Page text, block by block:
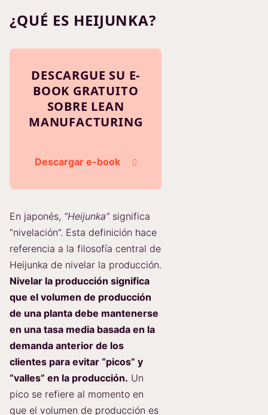
¿QUÉ ES HEIJUNKA?
DESCARGUE SU E-
BOOK GRATUITO
SOBRE LEAN
MANUFACTURING
Descargar e-book
En japonés, “Heijunka” significa
“nivelación”. Esta definición hace
referencia a la filosofía central de
Heijunka de nivelar la producción.
Nivelar la producción significa
que el volumen de producción
de una planta debe mantenerse
en una tasa media basada en la
demanda anterior de los
clientes para evitar “picos” y
“valles” en la producción. Un
pico se refiere al momento en
que el volumen de producción es